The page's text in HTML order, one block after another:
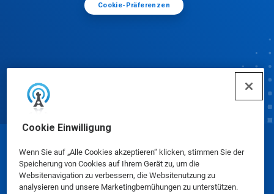
Cookie Einwilligung
Wenn Sie auf „Alle Cookies akzeptieren“ klicken, stimmen Sie der
Speicherung von Cookies auf Ihrem Gerät zu, um die
Websitenavigation zu verbessern, die Websitenutzung zu
analysieren und unsere Marketingbemühungen zu unterstützen.
Cookie-Präferenzen
© Ecolab Inc. 2025
Sicherheitsdatenblätter|Datenschutzrichtlinie